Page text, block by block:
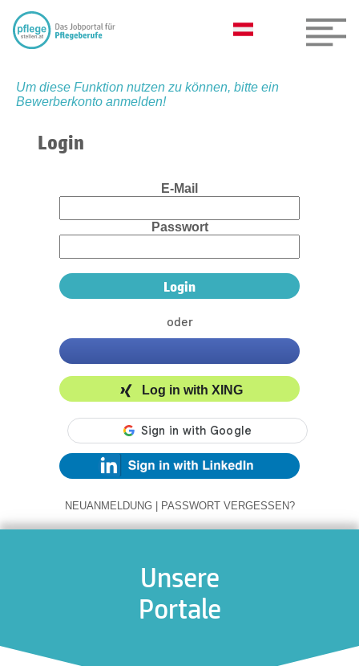
Um diese Funktion nutzen zu können, bitte ein
Bewerberkonto anmelden!
Login
E-Mail
Passwort
oder
Log in with XING
NEUANMELDUNG | PASSWORT VERGESSEN?
Unsere
Portale